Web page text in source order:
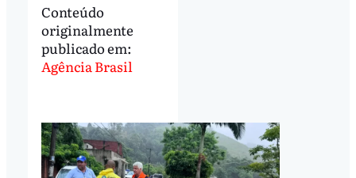
Conteúdo
originalmente
publicado em:
Agência Brasil